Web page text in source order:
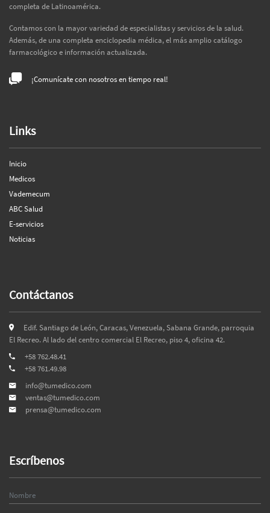
completa de Latinoamérica.
Contamos con la mayor variedad de especialistas y servicios de la salud.
Además, de una completa enciclopedia médica, el más amplio catálogo
farmacológico e información actualizada.
¡Comunícate con nosotros en tiempo real!
Links
Inicio
Medicos
Vademecum
ABC Salud
E-servicios
Noticias
Contáctanos
Edif. Santiago de León, Caracas, Venezuela, Sabana Grande, parroquia
El Recreo. Al lado del centro comercial El Recreo, piso 4, oficina 42.
+58 762.48.41
+58 761.49.98
info@tumedico.com
ventas@tumedico.com
prensa@tumedico.com
Escríbenos